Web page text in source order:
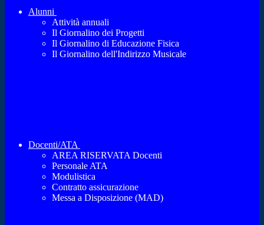
Alunni
Attività annuali
Il Giornalino dei Progetti
Il Giornalino di Educazione Fisica
Il Giornalino dell'Indirizzo Musicale
Docenti/ATA
AREA RISERVATA Docenti
Personale ATA
Modulistica
Contratto assicurazione
Messa a Disposizione (MAD)